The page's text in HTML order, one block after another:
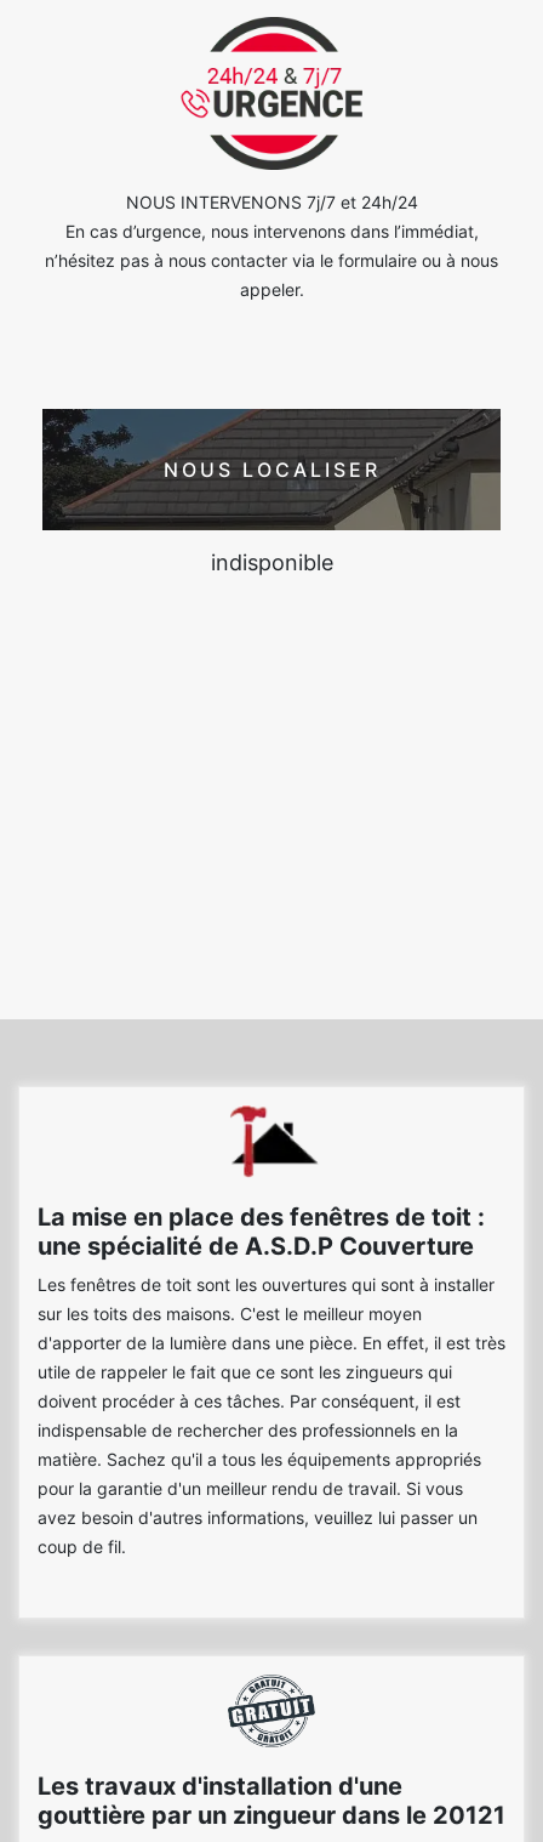
NOUS INTERVENONS 7j/7 et 24h/24
En cas d’urgence, nous intervenons dans l’immédiat,
n’hésitez pas à nous contacter via le formulaire ou à nous
appeler.
NOUS LOCALISER
indisponible
La mise en place des fenêtres de toit :
une spécialité de A.S.D.P Couverture
Les fenêtres de toit sont les ouvertures qui sont à installer
sur les toits des maisons. C'est le meilleur moyen
d'apporter de la lumière dans une pièce. En effet, il est très
utile de rappeler le fait que ce sont les zingueurs qui
doivent procéder à ces tâches. Par conséquent, il est
indispensable de rechercher des professionnels en la
matière. Sachez qu'il a tous les équipements appropriés
pour la garantie d'un meilleur rendu de travail. Si vous
avez besoin d'autres informations, veuillez lui passer un
coup de fil.
Les travaux d'installation d'une
gouttière par un zingueur dans le 20121